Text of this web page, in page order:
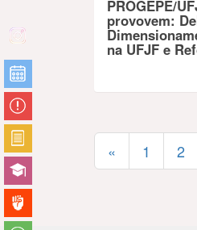
PROGEPE/
provovem:
na UFJF e
« 1 2